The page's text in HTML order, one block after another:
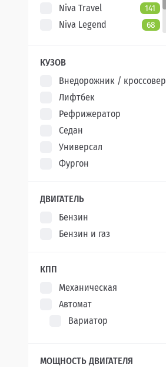
Niva Travel 141
Niva Legend 68
Aura
КУЗОВ
Внедорожник / кроссовер
Лифтбек
Рефрижератор
Седан
Универсал
Фургон
ДВИГАТЕЛЬ
Бензин
Бензин и газ
КПП
Механическая
Автомат
Вариатор
МОЩНОСТЬ ДВИГАТЕЛЯ